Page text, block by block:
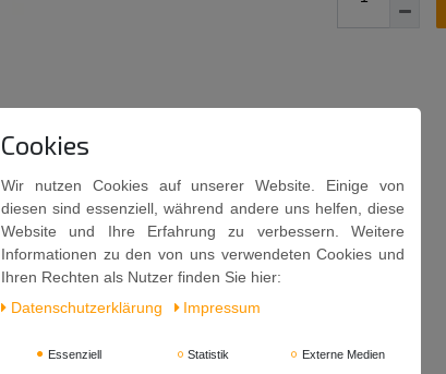
Cookies
Wir nutzen Cookies auf unserer Website. Einige von
diesen sind essenziell, während andere uns helfen, diese
Website und Ihre Erfahrung zu verbessern. Weitere
Informationen zu den von uns verwendeten Cookies und
Ihren Rechten als Nutzer finden Sie hier:
Daten­schutz­erklärung
Impressum
Essenziell Statistik Externe Medien